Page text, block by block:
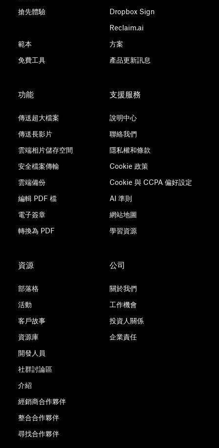
搶先體驗
範本
免費工具
Dropbox Sign
Reclaim.ai
方案
產品更新訊息
功能
傳送超大檔案
傳送長影片
雲端相片儲存空間
安全檔案傳輸
雲端備份
編輯 PDF 檔
電子簽章
轉換為 PDF
支援服務
說明中心
聯絡我們
隱私權和條款
Cookie 政策
Cookie 與 CCPA 偏好設定
AI 準則
網站地圖
學習資源
資源
部落格
活動
客戶故事
資源庫
開發人員
社群討論區
介紹
經銷商合作夥伴
整合合作夥伴
尋找合作夥伴
公司
關於我們
工作機會
投資人關係
企業責任